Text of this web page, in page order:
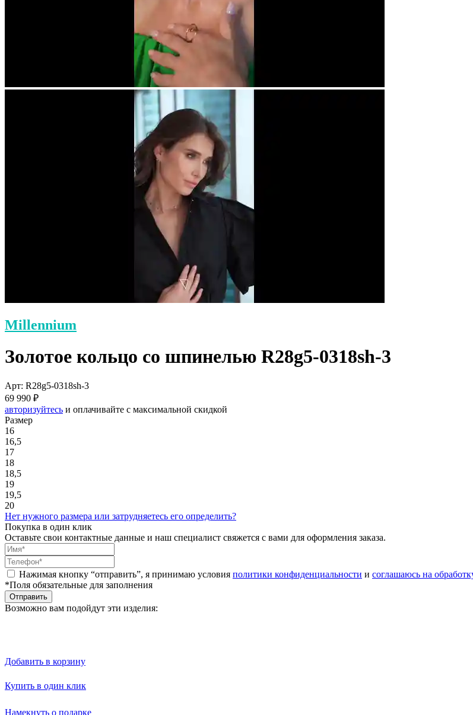
Millennium
Золотое кольцо со шпинелью R28g5-0318sh-3
Арт: R28g5-0318sh-3
69 990 ₽
авторизуйтесь и оплачивайте с максимальной скидкой
Размер
16
16,5
17
18
18,5
19
19,5
20
Нет нужного размера или затрудняетесь его определить?
Покупка в один клик
Оставьте свои контактные данные и наш специалист свяжется с вами для оформления заказа.
Нажимая кнопку “отправить”, я принимаю условия политики конфиденциальности и соглашаюсь на
*Поля обязательные для заполнения
Отправить
Возможно вам подойдут эти изделия:
Добавить в корзину
Купить в один клик
Намекнуть о подарке